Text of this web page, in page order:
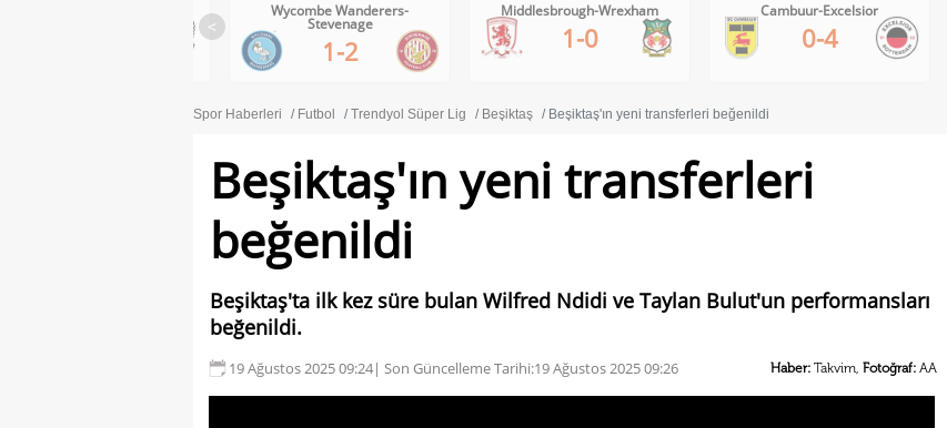
<
Wycombe Wanderers-
Stevenage
1-2
Middlesbrough-Wrexham
1-0
Cambuur-Excelsior
0-4
Spor Haberleri Futbol Trendyol Süper Lig Beşiktaş Beşiktaş'ın yeni transferleri beğenildi
Beşiktaş'ın yeni transferleri
beğenildi
Beşiktaş'ta ilk kez süre bulan Wilfred Ndidi ve Taylan Bulut'un performansları
beğenildi.
19 Ağustos 2025 09:24| Son Güncelleme Tarihi:19 Ağustos 2025 09:26 Haber: Takvim, Fotoğraf: AA